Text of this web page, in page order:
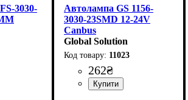
3030-
Автолампа GS 1156-
3030-23SMD 12-24V
Canbus
Global Solution
11023
262₴